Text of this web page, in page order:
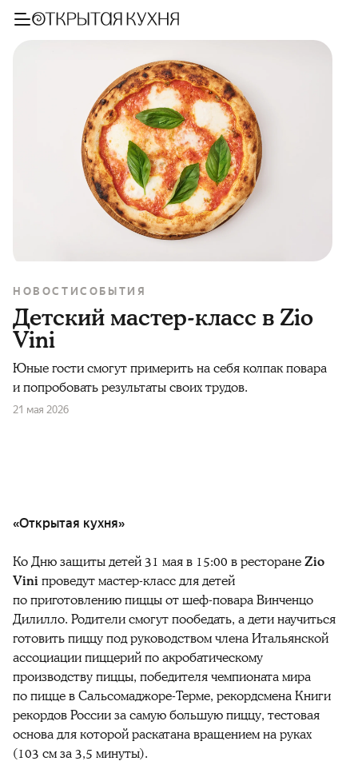
НОВОСТИСОБЫТИЯ
Детский мастер-класс в Zio
Vini
Юные гости смогут примерить на себя колпак повара
и попробовать результаты своих трудов.
21 мая 2026
«Открытая кухня»
Ко Дню защиты детей 31 мая в 15:00 в ресторанеZio
Viniпроведут мастер-класс для детей
по приготовлению пиццы от шеф-повара Винченцо
Дилилло. Родители смогут пообедать, а дети научиться
готовить пиццу под руководством члена Итальянской
ассоциации пиццерий по акробатическому
производству пиццы, победителя чемпионата мира
по пицце в Сальсомаджоре-Терме, рекордсмена Книги
рекордов России за самую большую пиццу, тестовая
основа для которой раскатана вращением на руках
(103 см за 3,5 минуты).